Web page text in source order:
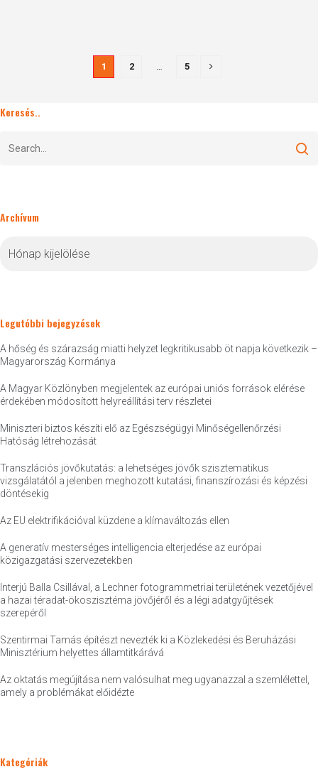
1 2 … 5
Keresés..
Archívum
Legutóbbi bejegyzések
A hőség és szárazság miatti helyzet legkritikusabb öt napja következik –
Magyarország Kormánya
A Magyar Közlönyben megjelentek az európai uniós források elérése
érdekében módosított helyreállítási terv részletei
Miniszteri biztos készíti elő az Egészségügyi Minőségellenőrzési
Hatóság létrehozását
Transzlációs jövőkutatás: a lehetséges jövők szisztematikus
vizsgálatától a jelenben meghozott kutatási, finanszírozási és képzési
döntésekig
Az EU elektrifikációval küzdene a klímaváltozás ellen
A generatív mesterséges intelligencia elterjedése az európai
közigazgatási szervezetekben
Interjú Balla Csillával, a Lechner fotogrammetriai területének vezetőjével
a hazai téradat-ökoszisztéma jövőjéről és a légi adatgyűjtések
szerepéről
Szentirmai Tamás építészt nevezték ki a Közlekedési és Beruházási
Minisztérium helyettes államtitkárává
Az oktatás megújítása nem valósulhat meg ugyanazzal a szemlélettel,
amely a problémákat előidézte
Kategóriák